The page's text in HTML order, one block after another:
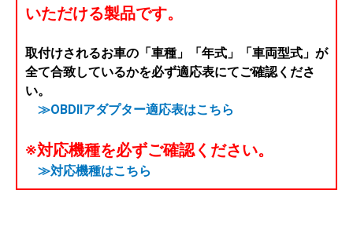
いただける製品です。
取付けされるお車の「車種」「年式」「車両型式」が
全て合致しているかを必ず適応表にてご確認くださ
い。
≫OBDIIアダプター適応表はこちら
※対応機種を必ずご確認ください。
≫対応機種はこちら